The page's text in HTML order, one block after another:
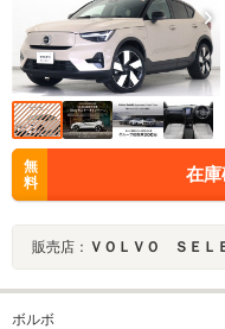
無
料
在
販売店： ＶＯＬＶＯ ＳＥＬ
ボルボ